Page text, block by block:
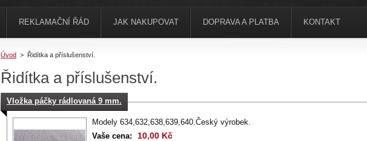
Úvod > Řidítka a příslušenství.
Řidítka a příslušenství.
Vložka páčky rádlovaná 9 mm.
Modely 634,632,638,639,640.Český výrobek.
Vaše cena:
10,00 Kč
REKLAMAČNÍ ŘÁD JAK NAKUPOVAT DOPRAVA A PLATBA KONTAKT